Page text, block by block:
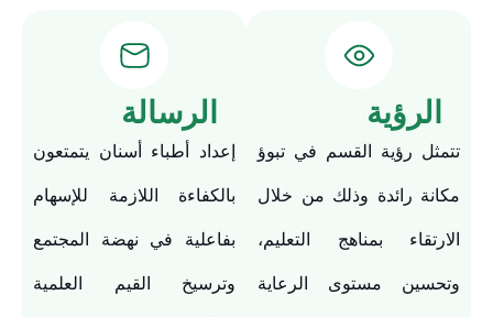
الرؤية
تتمثل رؤية القسم في تبوؤ
مكانة رائدة وذلك من خلال
الارتقاء بمناهج التعليم،
وتحسين مستوى الرعاية
الرسالة
إعداد أطباء أسنان يتمتعون
بالكفاءة اللازمة للإسهام
بفاعلية في نهضة المجتمع
وترسيخ القيم العلمية